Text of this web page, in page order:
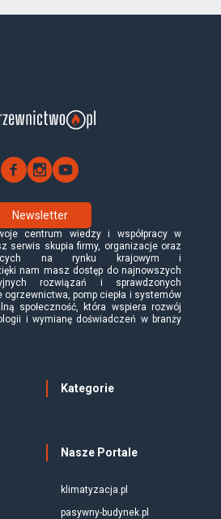
Newsletter
centrum wiedzy i współpracy w
serwis skupia firmy, organizacje oraz
na rynku krajowym i
nam masz dostęp do najnowszych
rozwiązań i sprawdzonych
pomp ciepła i systemów
społeczność, która wspiera rozwój
i wymianę doświadczeń w branży
Kategorie
Nasze Portale
klimatyzacja.pl
pasywny-budynek.pl